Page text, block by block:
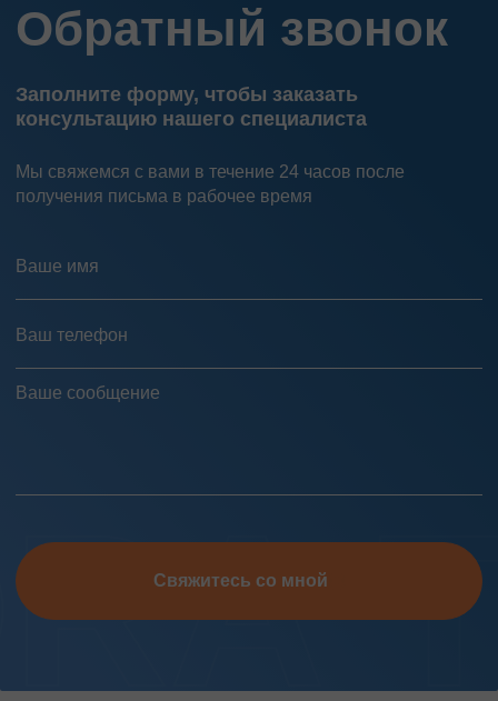
Обратный звонок
Заполните форму, чтобы заказать
консультацию нашего специалиста
Мы свяжемся с вами в течение 24 часов после
получения письма в рабочее время
Свяжитесь со мной